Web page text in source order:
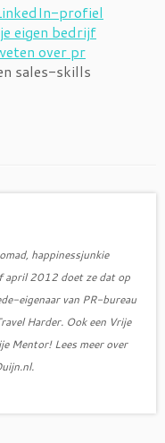
profiel
eigen bedrijf
over pr
sales-skills
happinessjunkie
april 2012 doet ze dat op
eigenaar van PR-bureau
Harder. Ook een Vrije
Mentor! Lees meer over